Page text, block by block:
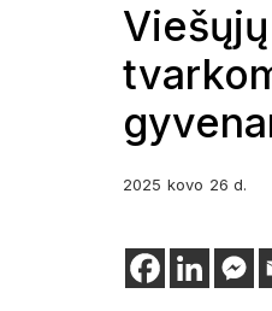
2025 kovo 26 d.